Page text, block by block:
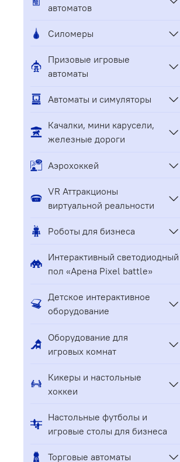
автоматов
Силомеры
Призовые игровые
автоматы
Автоматы и симуляторы
Качалки, мини карусели,
железные дороги
Аэрохоккей
VR Аттракционы
виртуальной реальности
Роботы для бизнеса
Интерактивный светодиодный
пол «Арена Pixel battle»
Детское интерактивное
оборудование
Оборудование для
игровых комнат
Кикеры и настольные
хоккеи
Настольные футболы и
игровые столы для бизнеса
Торговые автоматы